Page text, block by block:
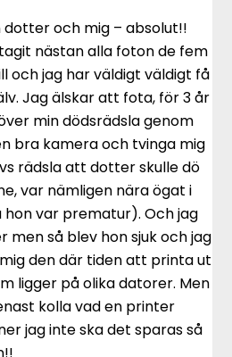
dotter och mig – absolut!!
nästan alla foton de fem
och jag har väldigt väldigt få
Jag älskar att fota, för 3 år
min dödsrädsla genom
bra kamera och tvinga mig
rädsla att dotter skulle dö
var nämligen nära ögat i
var prematur). Och jag
men så blev hon sjuk och jag
den där tiden att printa ut
ligger på olika datorer. Men
kolla vad en printer
jag inte ska det sparas så